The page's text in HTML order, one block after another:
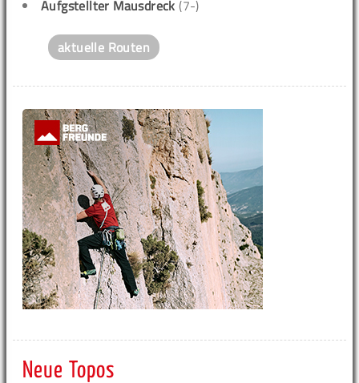
Aufgstellter Mausdreck (7-)
aktuelle Routen
Neue Topos